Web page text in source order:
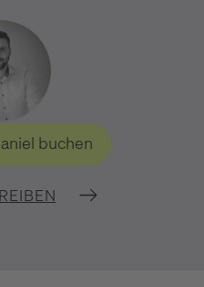
buchen